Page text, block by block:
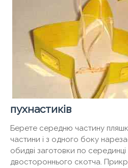
пухнастиків
Берете середню частину
частини і з одного боку
обидві заготовки по
двостороннього скотча.